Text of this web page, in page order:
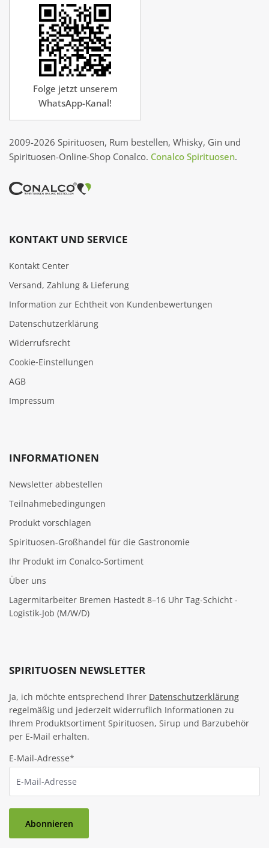
Folge jetzt unserem
WhatsApp-Kanal!
2009-2026 Spirituosen, Rum bestellen, Whisky, Gin und
Spirituosen-Online-Shop Conalco. Conalco Spirituosen.
KONTAKT UND SERVICE
Kontakt Center
Versand, Zahlung & Lieferung
Information zur Echtheit von Kundenbewertungen
Datenschutzerklärung
Widerrufsrecht
Cookie‑Einstellungen
AGB
Impressum
INFORMATIONEN
Newsletter abbestellen
Teilnahmebedingungen
Produkt vorschlagen
Spirituosen-Großhandel für die Gastronomie
Ihr Produkt im Conalco-Sortiment
Über uns
Lagermitarbeiter Bremen Hastedt 8–16 Uhr Tag-Schicht -
Logistik-Job (M/W/D)
SPIRITUOSEN NEWSLETTER
Ja, ich möchte entsprechend Ihrer Datenschutzerklärung
regelmäßig und jederzeit widerruflich Informationen zu
Ihrem Produktsortiment Spirituosen, Sirup und Barzubehör
per E-Mail erhalten.
E-Mail-Adresse*
Abonnieren